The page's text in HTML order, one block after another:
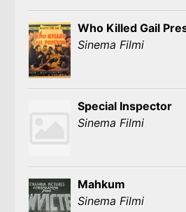
Who Killed Gail
Sinema Filmi
Special Inspector
Sinema Filmi
Mahkum
Sinema Filmi